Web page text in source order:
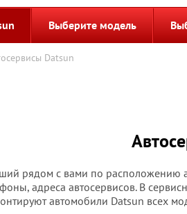
Выберите модель
Datsun
рядом с вами по расположению
адреса автосервисов. В
автомобили Datsun всех